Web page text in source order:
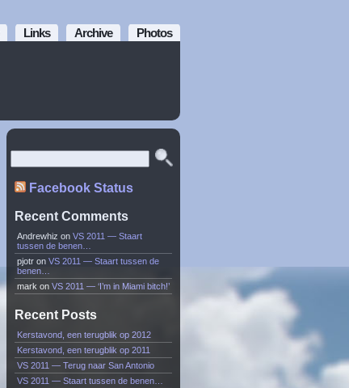
Links Archive Photos
Facebook Status
Recent Comments
Andrewhiz on VS 2011 — Staart
tussen de benen…
pjotron VS 2011 — Staart tussen de
benen…
mark on VS 2011 — ‘I’m in Miami bitch!’
Recent Posts
Kerstavond, een terugblik op 2012
Kerstavond, een terugblik op 2011
VS 2011 — Terug naar San Antonio
VS 2011 — Staart tussen de benen…